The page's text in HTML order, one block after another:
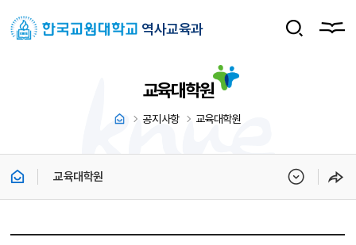
역사교육과
교육대학원
공지사항 교육대학원
교육대학원